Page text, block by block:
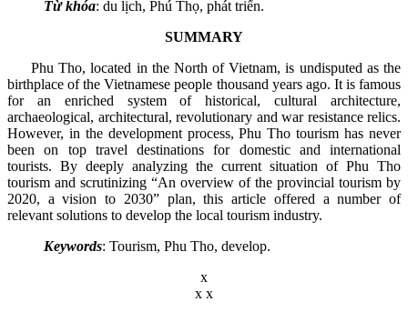
Từ khóa: du lịch, Phú Thọ, phát triển.
SUMMARY
Phu Tho, located in the North of Vietnam, is undisputed as the
birthplace of the Vietnamese people thousand years ago. It is famous
for an enriched system of historical, cultural architecture,
archaeological, architectural, revolutionary and war resistance relics.
However, in the development process, Phu Tho tourism has never
been on top travel destinations for domestic and international
tourists. By deeply analyzing the current situation of Phu Tho
tourism and scrutinizing “An overview of the provincial tourism by
2020, a vision to 2030” plan, this article offered a number of
relevant solutions to develop the local tourism industry.
Keywords: Tourism, Phu Tho, develop.
x
x x